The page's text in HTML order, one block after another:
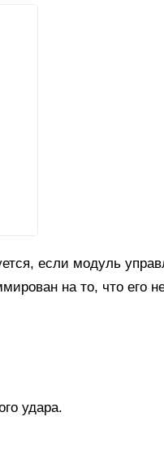
если модуль
на то, что его
удара.